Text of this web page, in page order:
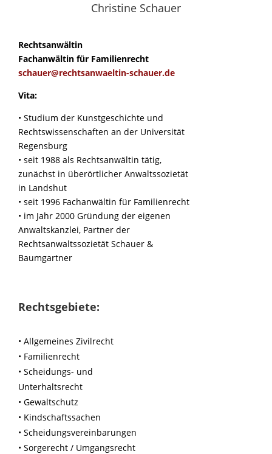
Christine Schauer
Rechtsanwältin
Fachanwältin für Familienrecht
schauer@rechtsanwaeltin-schauer.de
Vita:
• Studium der Kunstgeschichte und
Rechtswissenschaften an der Universität
Regensburg
• seit 1988 als Rechtsanwältin tätig,
zunächst in überörtlicher Anwaltssozietät
in Landshut
• seit 1996 Fachanwältin für Familienrecht
• im Jahr 2000 Gründung der eigenen
Anwaltskanzlei, Partner der
Rechtsanwaltssozietät Schauer &
Baumgartner
Rechtsgebiete:
• Allgemeines Zivilrecht
• Familienrecht
• Scheidungs- und
Unterhaltsrecht
• Gewaltschutz
• Kindschaftssachen
• Scheidungsvereinbarungen
• Sorgerecht / Umgangsrecht